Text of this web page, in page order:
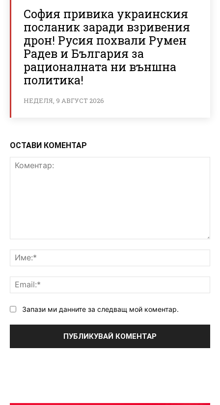
София привика украинския
посланик заради взривения
дрон! Русия похвали Румен
Радев и България за
рационалната ни външна
политика!
НЕДЕЛЯ, 9 АВГУСТ 2026
ОСТАВИ КОМЕНТАР
Запази ми данните за следващ мой коментар.